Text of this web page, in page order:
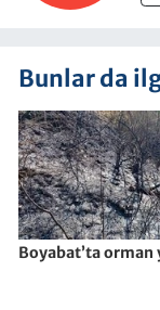
Bunlar da
Boyabat’ta orman